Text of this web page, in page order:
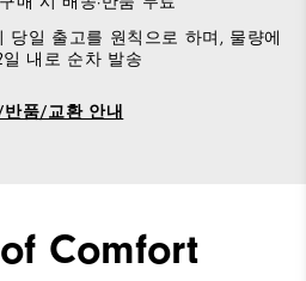
당일 출고를 원칙으로 하며, 물량에
일 내로 순차 발송
품/교환 안내
Comfort